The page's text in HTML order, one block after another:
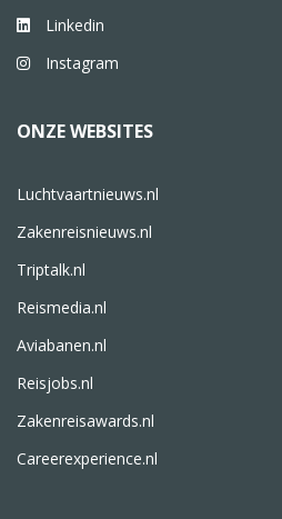
Linkedin
Instagram
ONZE WEBSITES
Luchtvaartnieuws.nl
Zakenreisnieuws.nl
Triptalk.nl
Reismedia.nl
Aviabanen.nl
Reisjobs.nl
Zakenreisawards.nl
Careerexperience.nl